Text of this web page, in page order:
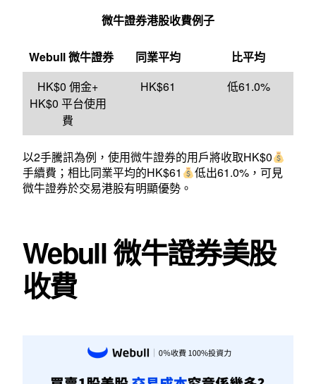
微牛證券港股收費例子
Webull微牛證券 同業平均
比平均
HK$0 佣金+
HK$0 平台使用
費
HK$61 低61.0%
以2手騰訊為例，使用微牛證券的用戶將收取HK$0
手續費；相比同業平均的HK$61
低出61.0%，可見
微牛證券於交易港股有明顯優勢。
Webull 微牛證券美股
收費